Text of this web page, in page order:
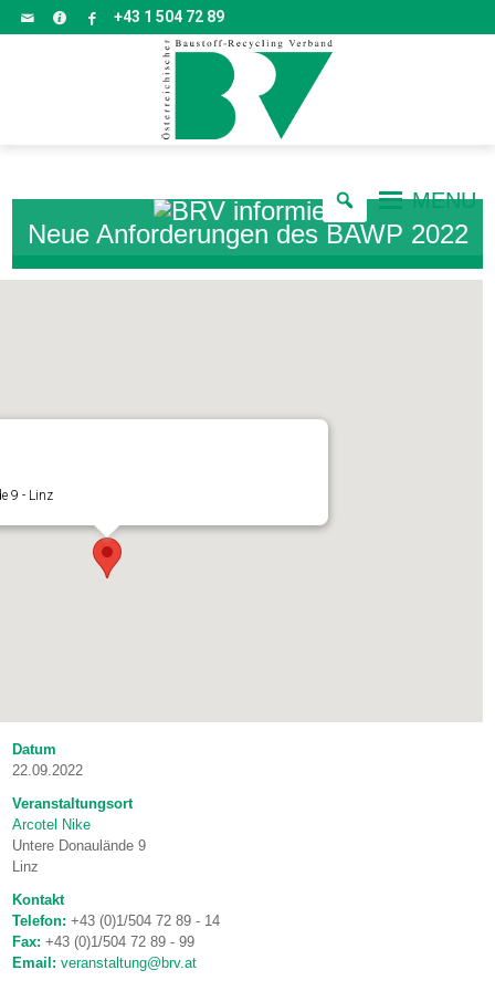
+43 1 504 72 89
MENU
Neue Anforderungen des BAWP 2022
9 - Linz
Datum
22.09.2022
Veranstaltungsort
Arcotel Nike
Untere Donaulände 9
Linz
Kontakt
Telefon:+43 (0)1/504 72 89 - 14
Fax:+43 (0)1/504 72 89 - 99
Email: veranstaltung@brv.at